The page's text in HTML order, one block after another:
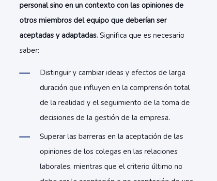
personal sino en un contexto con las opiniones de
otros miembros del equipo que deberían ser
aceptadas y adaptadas. Significa que es necesario
saber:
Distinguir y cambiar ideas y efectos de larga
duración que influyen en la comprensión total
de la realidad y el seguimiento de la toma de
decisiones de la gestión de la empresa.
Superar las barreras en la aceptación de las
opiniones de los colegas en las relaciones
laborales, mientras que el criterio último no